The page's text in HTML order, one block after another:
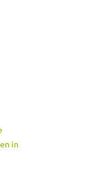
in